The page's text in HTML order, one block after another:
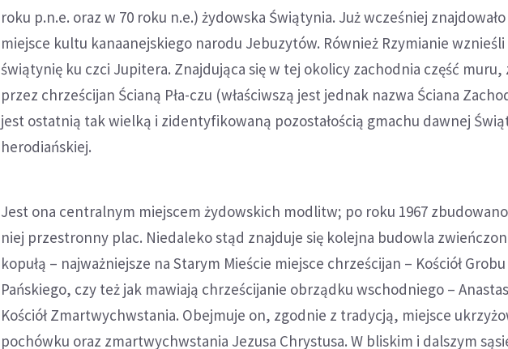
roku p.n.e. oraz w 70 roku n.e.) żydowska Świątynia. Już wcześniej
miejsce kultu kanaanejskiego narodu Jebuzytów. Również Rzymianie
świątynię ku czci Jupitera. Znajdująca się w tej okolicy zachodnia część muru,
przez chrześcijan Ścianą Pła-czu (właściwszą jest jednak nazwa Ściana
jest ostatnią tak wielką i zidentyfikowaną pozostałością gmachu dawnej
herodiańskiej.
Jest ona centralnym miejscem żydowskich modlitw; po roku 1967
niej przestronny plac. Niedaleko stąd znajduje się kolejna budowla
kopułą – najważniejsze na Starym Mieście miejsce chrześcijan – Kościół Grobu
Pańskiego, czy też jak mawiają chrześcijanie obrządku wschodniego –
Kościół Zmartwychwstania. Obejmuje on, zgodnie z tradycją, miejsce
pochówku oraz zmartwychwstania Jezusa Chrystusa. W bliskim i dalszym